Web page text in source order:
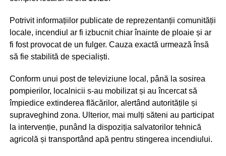
Potrivit informațiilor publicate de reprezentanții comunității
locale, incendiul ar fi izbucnit chiar înainte de ploaie și ar
fi fost provocat de un fulger. Cauza exactă urmează însă
să fie stabilită de specialiști.
Conform unui post de televiziune local, până la sosirea
pompierilor, localnicii s-au mobilizat și au încercat să
împiedice extinderea flăcărilor, alertând autoritățile și
supraveghind zona. Ulterior, mai mulți săteni au participat
la intervenție, punând la dispoziția salvatorilor tehnică
agricolă și transportând apă pentru stingerea incendiului.